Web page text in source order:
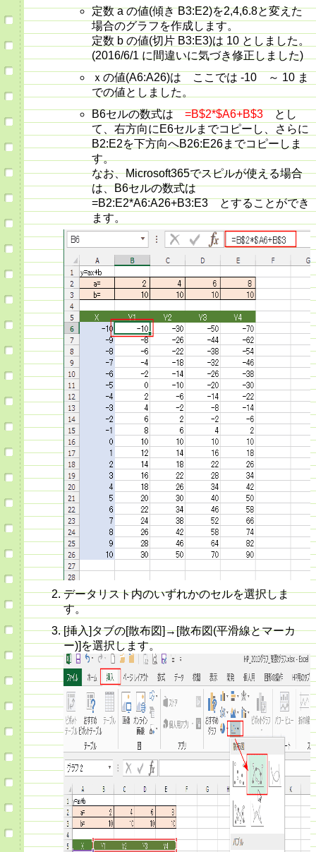
定数 a の値(傾き B3:E2)を2,4,6.8と変えた
場合のグラフを作成します。
定数 b の値(切片 B3:E3)は 10 としました。
(2016/6/1 に間違いに気づき修正しました)
ｘの値(A6:A26)は ここでは -10 ～ 10 ま
での値としました。
B6セルの数式は=B$2*$A6+B$3とし
て、右方向にE6セルまでコピーし、さらに
B2:E2を下方向へB26:E26までコピーしま
す。
なお、Microsoft365でスピルが使える場合
は、B6セルの数式は
=B2:E2*A6:A26+B3:E3 とすることができ
ます。
データリスト内のいずれかのセルを選択しま
す。
[挿入]タブの[散布図]→[散布図(平滑線とマーカ
ー)]を選択します。